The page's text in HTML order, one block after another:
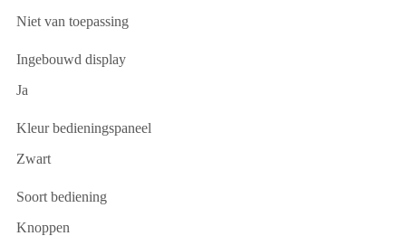
Niet van toepassing
Ingebouwd display
Ja
Kleur bedieningspaneel
Zwart
Soort bediening
Knoppen